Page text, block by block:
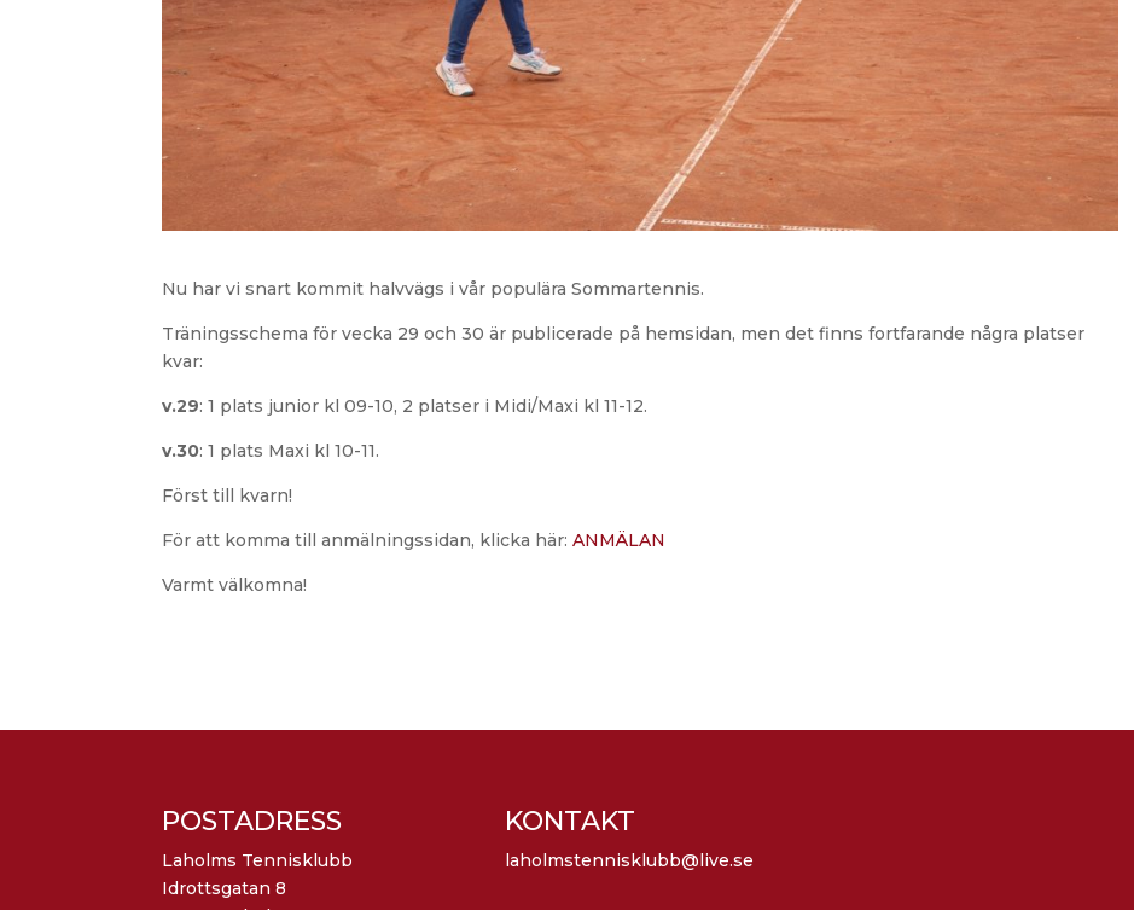
Nu har vi snart kommit halvvägs i vår populära Sommartennis.
Träningsschema för vecka 29 och 30 är publicerade på hemsidan, men det finns fortfarande några platser
kvar:
v.29: 1 plats junior kl 09-10, 2 platser i Midi/Maxi kl 11-12.
v.30: 1 plats Maxi kl 10-11.
Först till kvarn!
För att komma till anmälningssidan, klicka här:ANMÄLAN
Varmt välkomna!
POSTADRESS
Laholms Tennisklubb
Idrottsgatan 8
KONTAKT
laholmstennisklubb@live.se